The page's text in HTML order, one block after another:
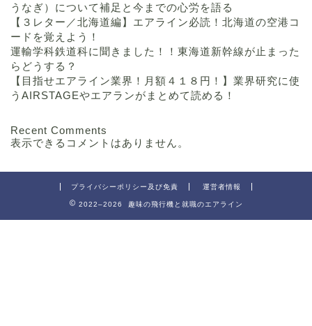
うなぎ）について補足と今までの心労を語る
【３レター／北海道編】エアライン必読！北海道の空港コ
ードを覚えよう！
運輸学科鉄道科に聞きました！！東海道新幹線が止まった
らどうする？
【目指せエアライン業界！月額４１８円！】業界研究に使
うAIRSTAGEやエアランがまとめて読める！
Recent Comments
表示できるコメントはありません。
プライバシーポリシー及び免責 運営者情報
2022–2026 趣味の飛行機と就職のエアライン